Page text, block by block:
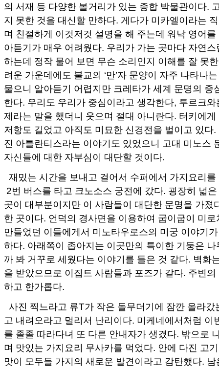
의 서재 등 다양한 볼거리가 있는 종합 박물관이다.
지 못한 것을 대신할 만하다. 게다가 미카엘이라는
며 친절하게 이것저것 설명을 해 주는데 워낙 영어
아듣기가 매우 어려웠다. 우리가 가는 곳마다 자연
하는데 정작 물어 보면 무슨 소리인지 이해를 잘 못
려운 가운데에도 불교의 ‘만’자 문양이 자주 나타나
물으니 알아듣기 어렵지만 크레타가 세계 문명의 중
한다. 우리도 우리가 중심이라고 생각한다, 투르크
제라는 말을 했더니 웃으며 절대 아니란다. 터키에
저항도 길었고 아직도 미묘한 신경전을 벌이고 있다
진 아틀란티스라는 이야기도 있었으니 고대 미노스
자신들에 대한 자부심이 대단할 것이다.
재밌는 시간을 보내고 걸어서 수퍼에서 가지요리
2번 버스를 타고 크노소스 궁전에 갔다. 굉장히 넓
곳이 대부분이지만 이 사람들이 대단한 문명을 가졌
한 곳이다. 언덕의 경사면을 이용하여 굽이굽이 미
만들었던 이들에게서 미노타우로스의 미궁 이야기
하다. 아래쪽이 좁아지는 이곳만의 특이한 기둥은
까 봐 거꾸로 세웠다는 이야기를 들은 것 같다. 벽화
을 받았으므로 이집트 사람들과 포즈가 같다. 주변
하고 한가롭다.
사진 찍느라고 류T가 작은 돌무더기에 잠깐 올라갔
고 내려오라고 멀리서 난리이다. 미케네에서처럼 이
를 졸졸 따라다녀 또 다른 안내자가 생겼다. 밖으로
며 맛있는 가지요리 무사카를 먹었다. 안에 다진 고
맛이 모두들 가지의 새로운 발견이라고 감탄했다.